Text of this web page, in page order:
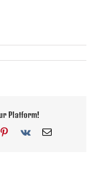
Platform!
Pinterest
Vk
E-